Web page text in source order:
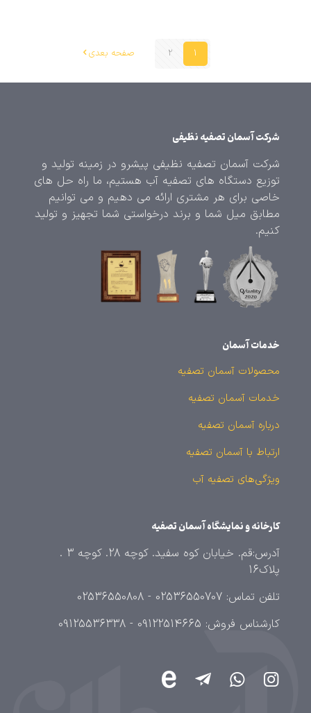
1
2 صفحه بعدی
شرکت آسمان تصفیه نظیفی
شرکت آسمان تصفیه نظیفی پیشرو در زمینه تولید و
توزیع دستگاه های تصفیه آب هستیم، ما راه حل های
خاصی برای هر مشتری ارائه می دهیم و می توانیم
مطابق میل شما و برند درخواستی شما تجهیز و تولید
کنیم.
خدمات آسمان
محصولات آسمان تصفیه
خدمات آسمان تصفیه
درباره آسمان تصفیه
ارتباط با آسمان تصفیه
ویژگی‌های تصفیه آب
کارخانه و نمایشگاه آسمان تصفیه
آدرس:قم. خیابان کوه سفید. کوچه 28. کوچه 3 .
پلاک16
تلفن تماس: 02536550707 - 02536550808
کارشناس فروش: 09122514665 - 09125536338